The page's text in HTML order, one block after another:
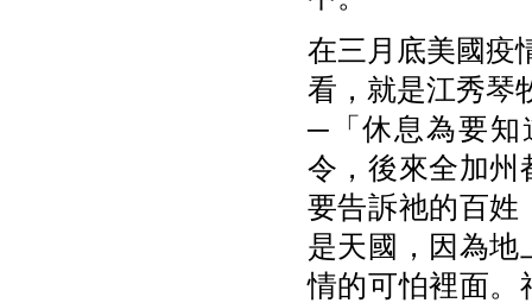
在三月底美國疫
看，就是江秀琴
─「休息為要知
令，後來全加州
要告訴祂的百姓
是天國，因為地
情的可怕裡面。